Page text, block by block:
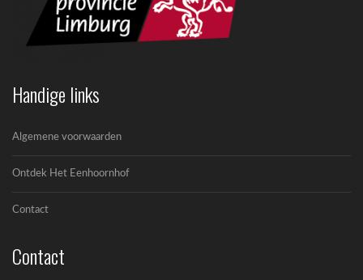
Handige links
Algemene voorwaarden
Ontdek Het Eenhoornhof
Contact
Contact